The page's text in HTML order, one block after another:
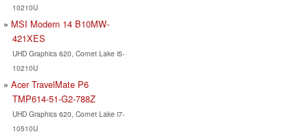
10210U
MSI Modern 14 B10MW-
421XES
UHD Graphics 620, Comet Lake i5-
10210U
Acer TravelMate P6
TMP614-51-G2-788Z
UHD Graphics 620, Comet Lake i7-
10510U